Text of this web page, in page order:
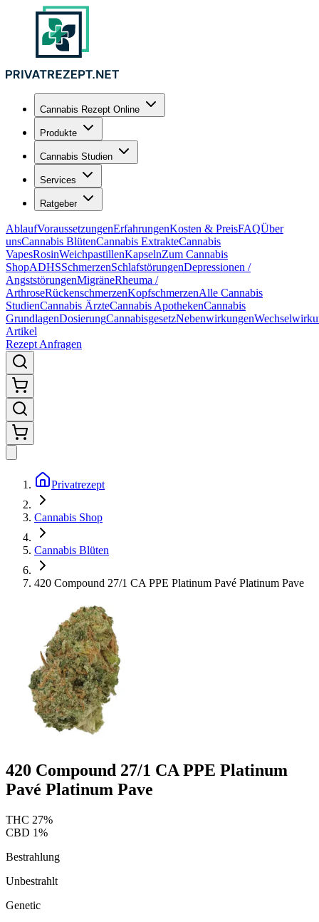
Cannabis Rezept Online
Produkte
Cannabis Studien
Services
Ratgeber
AblaufVoraussetzungenErfahrungenKosten & PreisFAQÜber
unsCannabis BlütenCannabis ExtrakteCannabis
VapesRosinWeichpastillenKapselnZum Cannabis
ShopADHSSchmerzenSchlafstörungenDepressionen /
AngststörungenMigräneRheuma /
ArthroseRückenschmerzenKopfschmerzenAlle Cannabis
StudienCannabis ÄrzteCannabis ApothekenCannabis
GrundlagenDosierungCannabisgesetzNebenwirkungen
Artikel
Rezept Anfragen
Privatrezept
Cannabis Shop
Cannabis Blüten
420 Compound 27/1 CA PPE Platinum Pavé Platinum Pave
420 Compound 27/1 CA PPE Platinum
Pavé Platinum Pave
THC 27%
CBD 1%
Bestrahlung
Unbestrahlt
Genetic